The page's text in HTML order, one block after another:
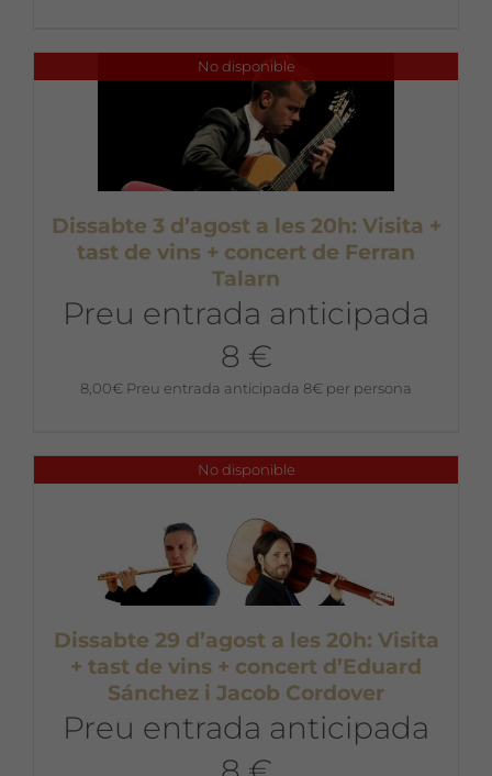
No disponible
Dissabte 3 d’agost a les 20h: Visita +
tast de vins + concert de Ferran
Talarn
Preu entrada anticipada
8 €
8,00€ Preu entrada anticipada 8€ per persona
No disponible
Dissabte 29 d’agost a les 20h: Visita
+ tast de vins + concert d’Eduard
Sánchez i Jacob Cordover
Preu entrada anticipada